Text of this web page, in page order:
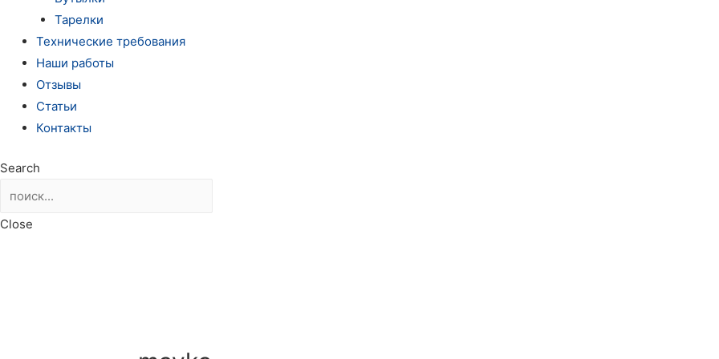
Тарелки
Технические требования
Наши работы
Отзывы
Статьи
Контакты
Search
Close